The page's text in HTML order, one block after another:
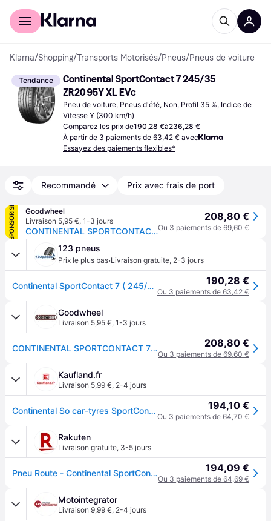
Acheter avec Klarna
Klarna/Shopping/Transports Motorisés/Pneus/Pneus de voiture
Tendance
Continental SportContact 7 245/35
ZR20 95Y XL EVc
Pneu de voiture, Pneus d'été, Non, Profil 35 %, Indice de
Vitesse Y (300 km/h)
Comparez les prix de190,28 €à236,28 €
À partir de 3 paiements de 63,42 € avec
Essayez des paiements flexibles*
Recommandé Prix avec frais de port
SPONSORISÉ
Goodwheel
Livraison 5,95 €, 1-3 jours
CONTINENTAL SPORTCONTACT 7 (EVc) 245/35R20 95(Y) (EVc) XL FR BSW
208,80 €
Ou 3 paiements de 69,60 €
123 pneus
Prix le plus bas·Livraison gratuite, 2-3 jours
Continental SportContact 7 ( 245/35 ZR20 (95Y) XL EVc, avec rebord protecteur de jante ) 190,28 €
Ou 3 paiements de 63,42 €
Goodwheel
Livraison 5,95 €, 1-3 jours
CONTINENTAL SPORTCONTACT 7 (EVc) 245/35R20 95(Y) (EVc) XL FR BSW 208,80 €
Ou 3 paiements de 69,60 €
Kaufland.fr
Livraison 5,99 €, 2-4 jours
Continental So car-tyres SportContact™ 7 ( 245/35 ZR20 (95Y) XL EVc, avec rebord protecteur de jante ) 194,10 €
Ou 3 paiements de 64,70 €
Rakuten
Livraison gratuite, 3-5 jours
Pneu Route - Continental SportContact 7 ( 245/35 ZR20 (95Y) XL EVc ) 194,09 €
Ou 3 paiements de 64,69 €
Motointegrator
Livraison 9,99 €, 2-4 jours